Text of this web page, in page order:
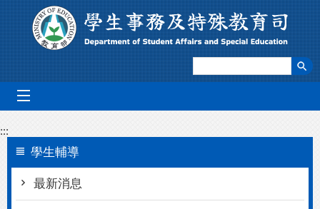
跳到主要內容區塊
:::
學生輔導
最新消息